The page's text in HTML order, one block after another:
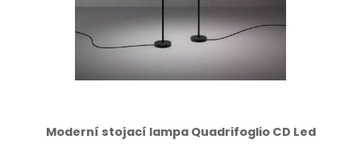
Moderní stojací lampa Quadrifoglio CD Led